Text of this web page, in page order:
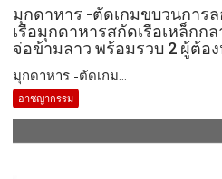
มุกดาหาร -ตัดเกมขบวนการ
เรือมุกดาหารสกัดเรือเหล็กก
จ่อข้ามลาว พร้อมรวบ 2 ผู้ต้อ
มุกดาหาร -ตัดเกม...
อาชญากรรม